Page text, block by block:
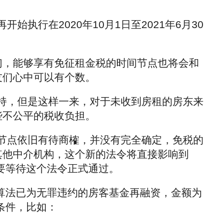
开始执行在2020年10月1日至2021年6月30
能够享有免征租金税的时间节点也将会和
心中可以有个数。
但是这样一来，对于未收到房租的房东来
公平的税收负担。
点依旧有待商榷，并没有完全确定，免税的
中介机构，这个新的法令将直接影响到
待这个法令正式通过。
法已为无罪违约的房客基金再融资，金额为
，比如：